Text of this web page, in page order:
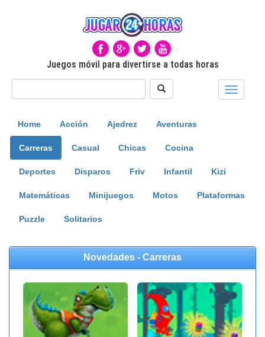
Juegos móvil para divertirse a todas horas
Toggle
Home Acción Ajedrez Aventuras
Carreras Casual Chicas Cocina
Deportes Disparos Friv Infantil Kizi
Matemáticas Minijuegos Motos Plataformas
Puzzle Solitarios
Novedades - Carreras